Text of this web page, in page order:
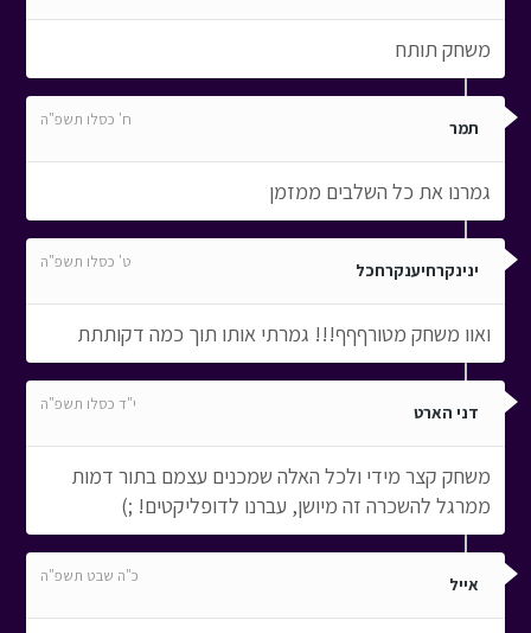
משחק תותח
תמר ח' כסלו תשפ"ה
גמרנו את כל השלבים ממזמן
ינינקרחיענקרחכל ט' כסלו תשפ"ה
ואוו משחק מטורףףף!!! גמרתי אותו תוך כמה דקותתת
דני הארט י"ד כסלו תשפ"ה
משחק קצר מידי ולכל האלה שמכנים עצמם בתור דמות
ממרגל להשכרה זה מיושן, עברנו לדופליקטים! ;)
אייל כ"ה שבט תשפ"ה